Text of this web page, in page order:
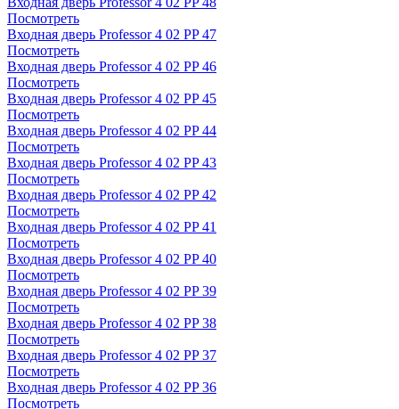
Посмотреть
Входная дверь Professor 4 02 PP 47
Посмотреть
Входная дверь Professor 4 02 PP 46
Посмотреть
Входная дверь Professor 4 02 PP 45
Посмотреть
Входная дверь Professor 4 02 PP 44
Посмотреть
Входная дверь Professor 4 02 PP 43
Посмотреть
Входная дверь Professor 4 02 PP 42
Посмотреть
Входная дверь Professor 4 02 PP 41
Посмотреть
Входная дверь Professor 4 02 PP 40
Посмотреть
Входная дверь Professor 4 02 PP 39
Посмотреть
Входная дверь Professor 4 02 PP 38
Посмотреть
Входная дверь Professor 4 02 PP 37
Посмотреть
Входная дверь Professor 4 02 PP 36
Посмотреть